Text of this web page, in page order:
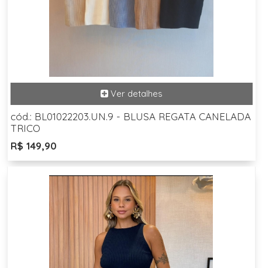
cód.: BL01022203.UN.9 - BLUSA REGATA CANELADA
TRICO
R$ 149,90